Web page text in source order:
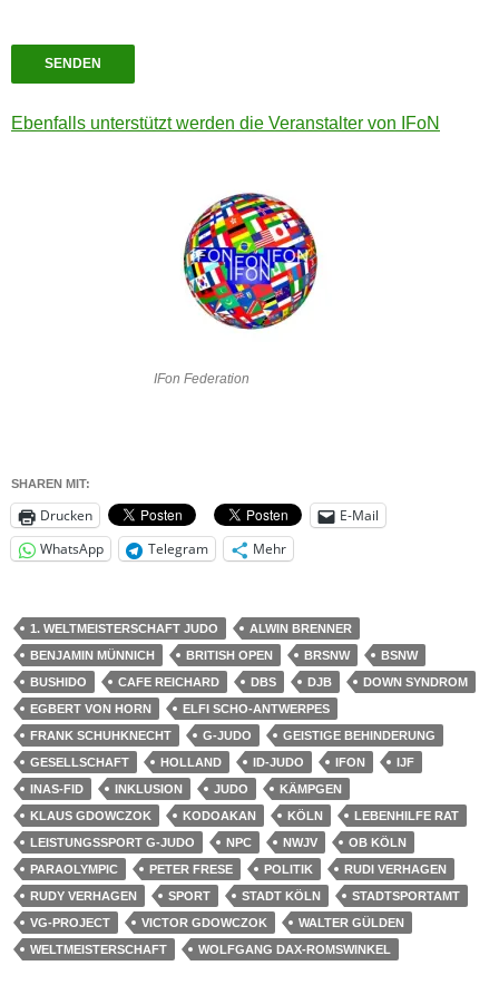
SENDEN
Ebenfalls unterstützt werden die Veranstalter von IFoN
IFon Federation
SHAREN MIT:
Drucken
E-Mail
WhatsApp
Telegram Mehr
1. WELTMEISTERSCHAFT JUDO
ALWIN BRENNER
BENJAMIN MÜNNICH
BRITISH OPEN BRSNW
BSNW
BUSHIDO
CAFE REICHARD DBS DJB
DOWN SYNDROM
EGBERT VON HORN
ELFI SCHO-ANTWERPES
FRANK SCHUHKNECHT
G-JUDO
GEISTIGE BEHINDERUNG
GESELLSCHAFT
HOLLAND ID-JUDO IFON
IJF
INAS-FID
INKLUSION JUDO
KÄMPGEN
KLAUS GDOWCZOK
KODOAKAN KÖLN
LEBENHILFE RAT
LEISTUNGSSPORT G-JUDO
NPC NWJV
OB KÖLN
PARAOLYMPIC
PETER FRESE POLITIK
RUDI VERHAGEN
RUDY VERHAGEN
SPORT STADT KÖLN
STADTSPORTAMT
VG-PROJECT
VICTOR GDOWCZOK
WALTER GÜLDEN
WELTMEISTERSCHAFT
WOLFGANG DAX-ROMSWINKEL